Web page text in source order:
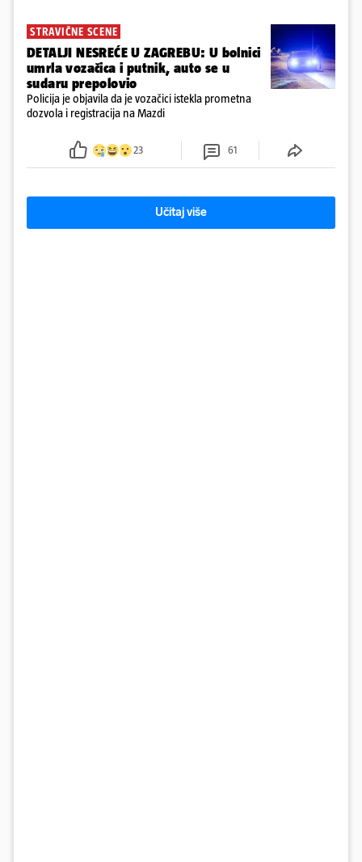
STRAVIČNE SCENE
DETALJI NESREĆE U ZAGREBU: U bolnici
umrla vozačica i putnik, auto se u
sudaru prepolovio
Policija je objavila da je vozačici istekla prometna
dozvola i registracija na Mazdi
23 61
Učitaj više